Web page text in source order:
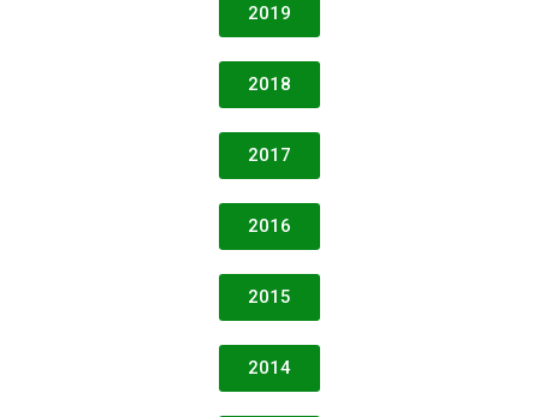
2019
2018
2017
2016
2015
2014